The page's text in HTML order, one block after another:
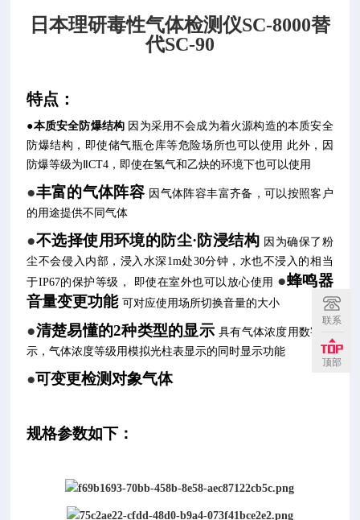
日本理研毒性气体检测仪SC-8000替
代SC-90
特点：
●本质安全防爆结构 因为采用不会成为着火源构造的本质安全
防爆结构，即使储气瓶仓库等危险场所也可以使用 此外，因
防爆等级为ⅡCT4，即使在氢气和乙炔的环境下也可以使用
●丰富的气体阵容 因气体阵容丰富齐备，可以按照客户
的用途提供不同气体
●不选择使用环境的防尘·防浸结构 因为确保了粉
尘不会侵入内部，浸入水深1m处30分钟，水也不浸入的相当
于IP67的保护等级， 即使在室外也可以放心使用 ●蜂鸣器
音量变更功能可对应使用场所切换音量的大小
●清楚易懂的2种类型的显示具有气体浓度用数字显
示，气体浓度等级用模拟光柱表显示的同时显示功能
●可变更检测对象气体
规格参数如下：
联系
顶部